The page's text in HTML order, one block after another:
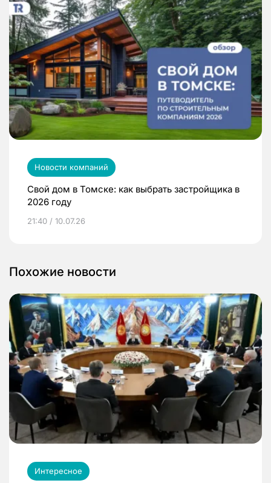
Новости компаний
Свой дом в Томске: как выбрать застройщика в
2026 году
21:40 / 10.07.26
Похожие новости
Интересное